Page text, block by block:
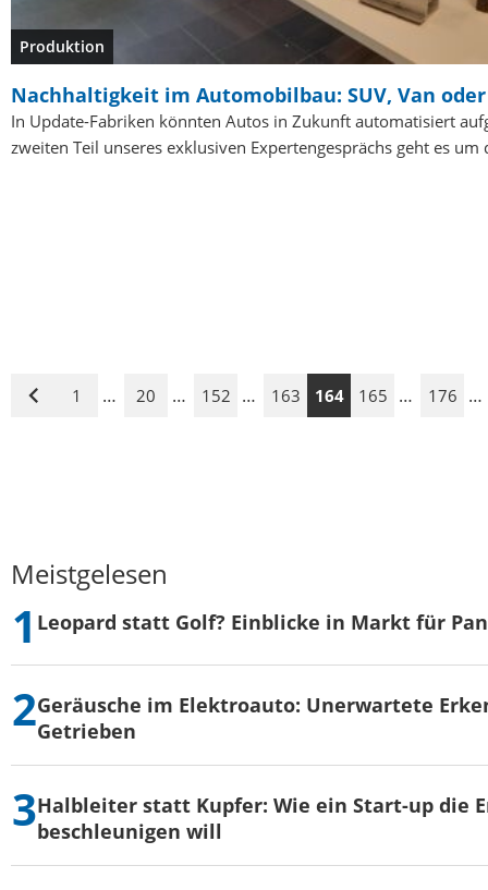
Produktion
Nachhaltigkeit im Automobilbau: SUV, Van
In Update-Fabriken könnten Autos in Zukunft automatisiert
zweiten Teil unseres exklusiven Expertengesprächs geht es
Vorige
1 … 20 … 152 … 163 164 165 … 176 …
Meistgelesen
Leopard statt Golf? Einblicke in Markt für
Geräusche im Elektroauto: Unerwartete
Getrieben
Halbleiter statt Kupfer: Wie ein Start-up die
beschleunigen will